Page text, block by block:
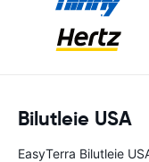
Bilutleie USA
EasyTerra Bilutleie